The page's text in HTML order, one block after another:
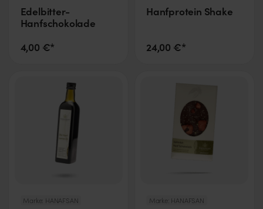
Edelbitter-
Hanfschokolade
4,00 €*
Hanfprotein Shake
24,00 €*
Marke: HANAFSAN Marke: HANAFSAN